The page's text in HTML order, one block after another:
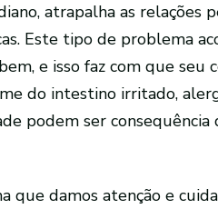
atrapalha as relações
Este tipo de problema
e isso faz com que seu
do intestino irritado,
podem ser consequência
que damos atenção e